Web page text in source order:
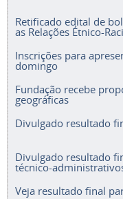
Retificado edital de
as Relações Étnico-
Inscrições para
domingo
Fundação recebe
geográficas
Divulgado resultado
Divulgado resultado
técnico-
Veja resultado final